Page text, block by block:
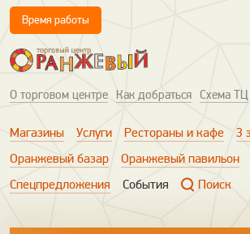
О торговом центре Как добраться Схема ТЦ
Время работы
Магазины Услуги Рестораны и кафе
3
Оранжевый базар
Оранжевый павильон
Спецпредложения
События Поиск